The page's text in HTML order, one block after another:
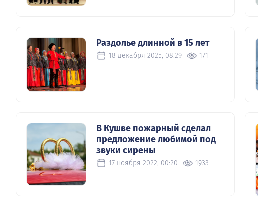
Раздолье длинной в 15 лет
18 декабря 2025, 08:29 171
В Кушве пожарный сделал
предложение любимой под
звуки сирены
17 ноября 2022, 00:20 1933